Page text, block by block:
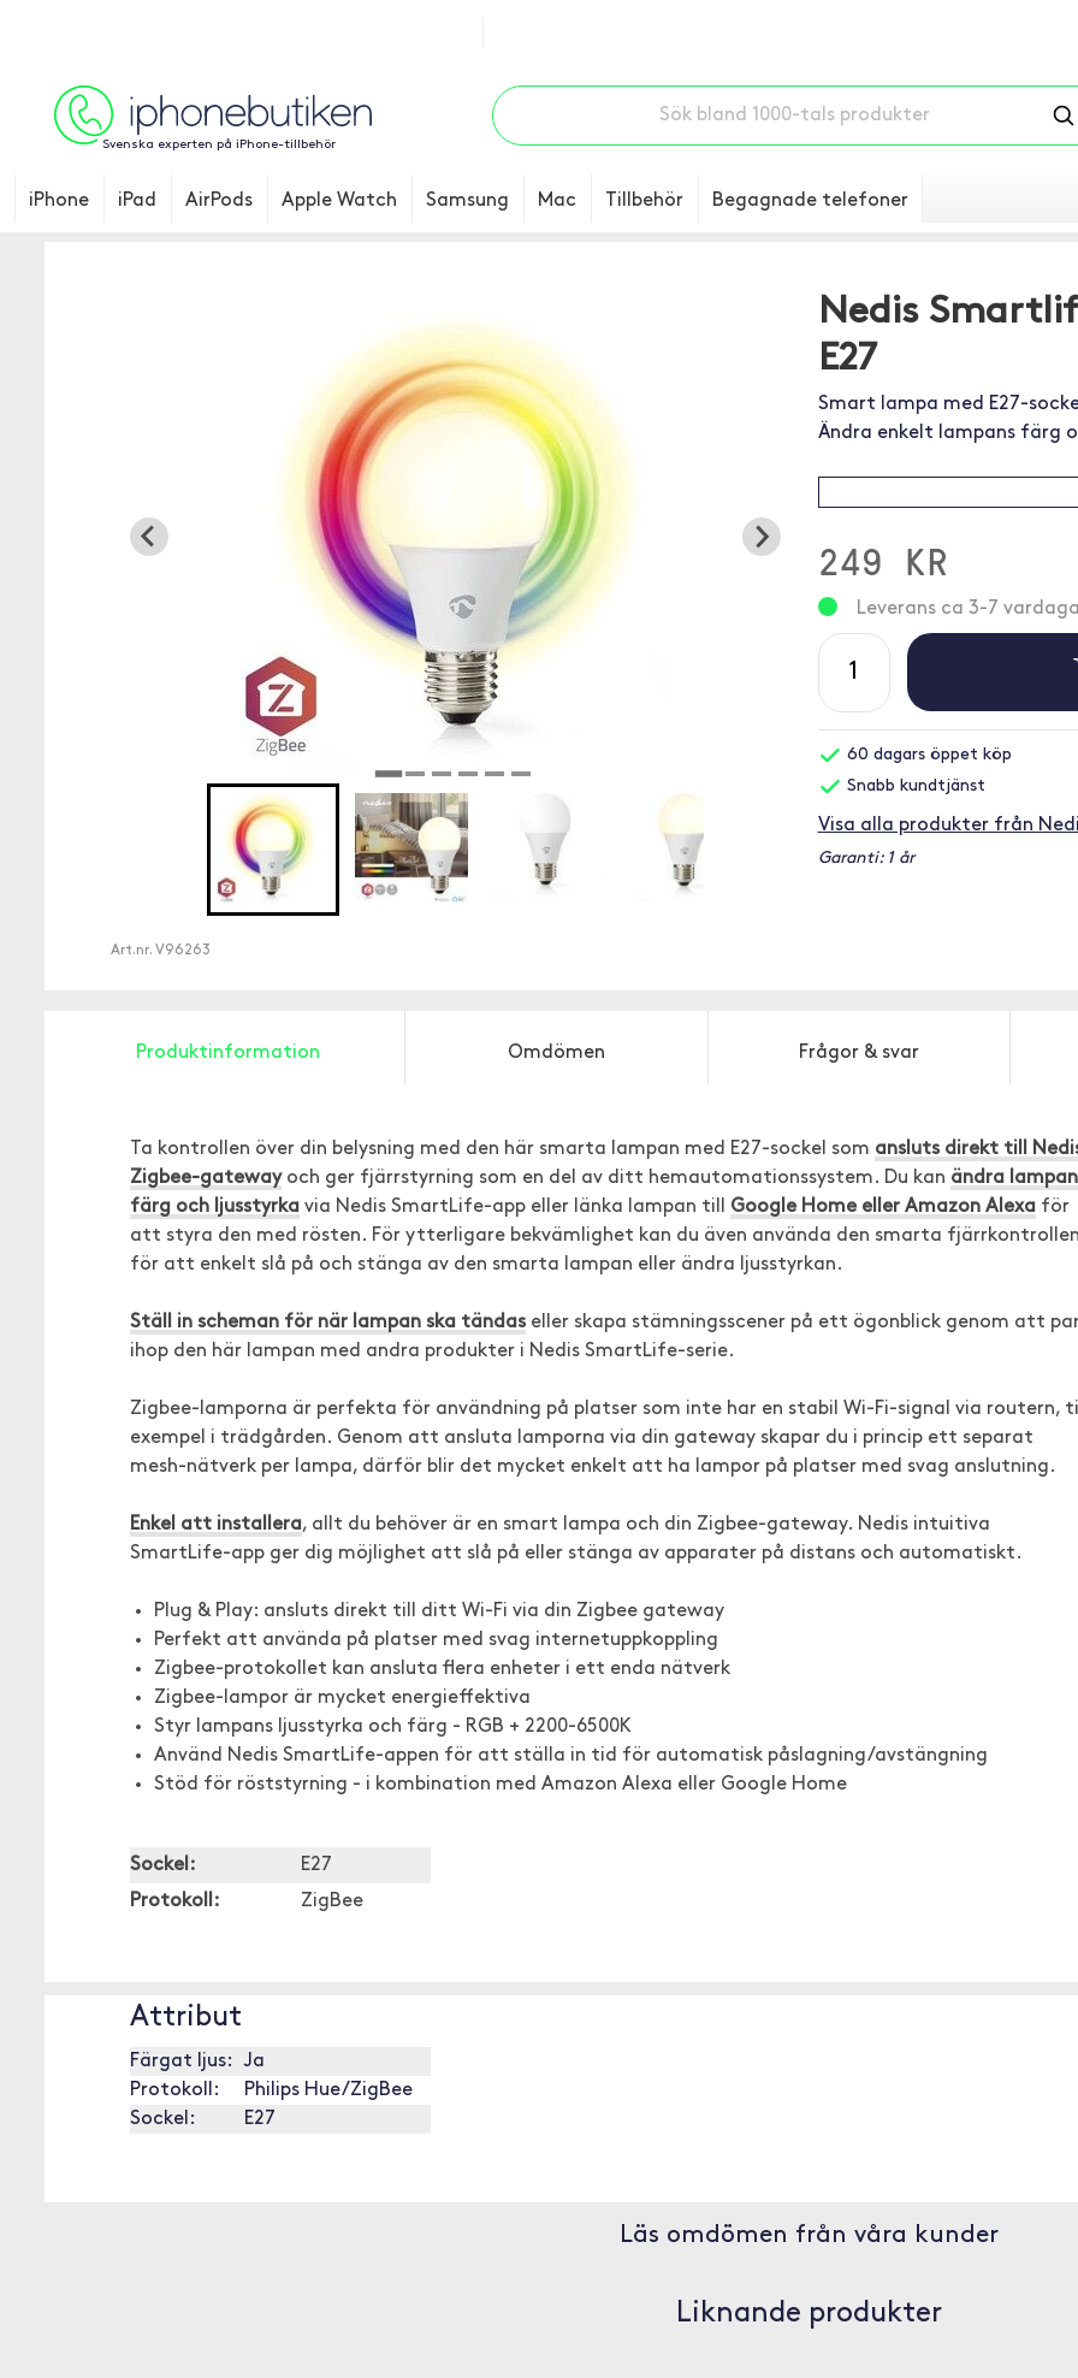
Svenska experten på iPhone-tillbehör
iPhone iPad AirPods Apple Watch Samsung Mac Tillbehör Begagnade telefoner
Art.nr. V96263
Nedis
E27
Smart lampa med E27-
Ändra enkelt lampans färg
249 KR
Leverans ca 3-7
60 dagars öppet köp
Snabb kundtjänst
Visa alla produkter från
Garanti: 1 år
Produktinformation Omdömen Frågor & svar
Ta kontrollen över din belysning med den här smarta lampan med E27-sockel som ansluts direkt till
Zigbee-gatewayoch ger fjärrstyrning som en del av ditt hemautomationssystem. Du kan ändra
färg och ljusstyrka via Nedis SmartLife-app eller länka lampan till Google Home eller Amazon Alexa för
att styra den med rösten. För ytterligare bekvämlighet kan du även använda den smarta fjärrkontrollen
för att enkelt slå på och stänga av den smarta lampan eller ändra ljusstyrkan.
Ställ in scheman för när lampan ska tändas eller skapa stämningsscener på ett ögonblick genom att
ihop den här lampan med andra produkter i Nedis SmartLife-serie.
Zigbee-lamporna är perfekta för användning på platser som inte har en stabil Wi-Fi-signal via routern, till
exempel i trädgården. Genom att ansluta lamporna via din gateway skapar du i princip ett separat
mesh-nätverk per lampa, därför blir det mycket enkelt att ha lampor på platser med svag anslutning.
Enkel att installera, allt du behöver är en smart lampa och din Zigbee-gateway. Nedis intuitiva
SmartLife-app ger dig möjlighet att slå på eller stänga av apparater på distans och automatiskt.
Plug & Play: ansluts direkt till ditt Wi-Fi via din Zigbee gateway
Perfekt att använda på platser med svag internetuppkoppling
Zigbee-protokollet kan ansluta flera enheter i ett enda nätverk
Zigbee-lampor är mycket energieffektiva
Styr lampans ljusstyrka och färg - RGB + 2200-6500K
Använd Nedis SmartLife-appen för att ställa in tid för automatisk påslagning/avstängning
Stöd för röststyrning - i kombination med Amazon Alexa eller Google Home
Sockel:
E27
Protokoll:
ZigBee
Attribut
Färgat ljus:
Ja
Protokoll:
Philips Hue/ZigBee
Sockel:
E27
Läs omdömen från våra kunder
Liknande produkter